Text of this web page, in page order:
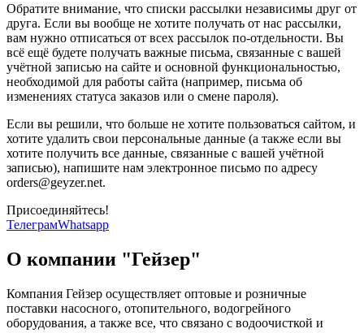
Обратите внимание, что списки рассылки независимы друг от
друга. Если вы вообще не хотите получать от нас рассылки,
вам нужно отписаться от всех рассылок по-отдельности. Вы
всё ещё будете получать важные письма, связанные с вашей
учётной записью на сайте и основной функциональностью,
необходимой для работы сайта (например, письма об
изменениях статуса заказов или о смене пароля).
Если вы решили, что больше не хотите пользоваться сайтом, и
хотите удалить свои персональные данные (а также если вы
хотите получить все данные, связанные с вашей учётной
записью), напишите нам электронное письмо по адресу
orders@geyzer.net.
Присоединяйтесь!
ТелеграмWhatsapp
О компании "Гейзер"
Компания Гейзер осуществляет оптовые и розничные
поставки насосного, отопительного, водогрейного
оборудования, а также все, что связано с водоочисткой и